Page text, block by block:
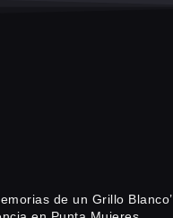
de un Grillo Blanco’